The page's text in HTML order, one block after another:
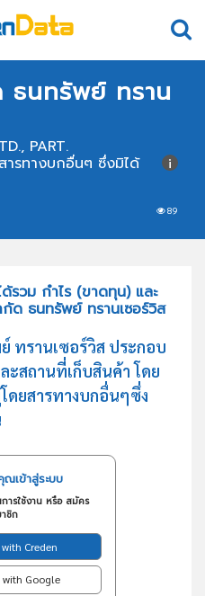
ธนทรัพย์ ทราน
PART.
89
รทางบกอื่นๆ ซึ่งมิได้
รวม กำไร (ขาดทุน) และ
ด ธนทรัพย์ ทรานเซอร์วิส
ทรานเซอร์วิส ประกอบ
ะสถานที่เก็บสินค้า โดย
ดยสารทางบกอื่นๆซึ่ง
เข้าสู่ระบบ
ารใช้งาน หรือ สมัคร
ชิก
Creden
with Google